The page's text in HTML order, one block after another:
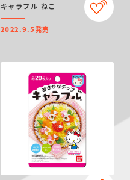
キャラフル ねこ
2022.9.5 発売